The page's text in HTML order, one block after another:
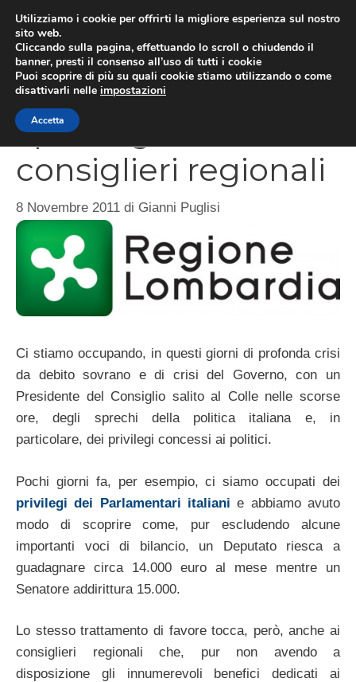
contenuto
I privilegi dei
consiglieri regionali
8 Novembre 2011 di Gianni Puglisi
Ci stiamo occupando, in questi giorni di profonda crisi
da debito sovrano e di crisi del Governo, con un
Presidente del Consiglio salito al Colle nelle scorse
ore, degli sprechi della politica italiana e, in
particolare, dei privilegi concessi ai politici.
Pochi giorni fa, per esempio, ci siamo occupati dei
privilegi dei Parlamentari italiani e abbiamo avuto
modo di scoprire come, pur escludendo alcune
importanti voci di bilancio, un Deputato riesca a
guadagnare circa 14.000 euro al mese mentre un
Senatore addirittura 15.000.
Lo stesso trattamento di favore tocca, però, anche ai
consiglieri regionali che, pur non avendo a
disposizione gli innumerevoli benefici dedicati ai
Utilizziamo i cookie per offrirti la migliore esperienza sul nostro
sito web.
Cliccando sulla pagina, effettuando lo scroll o chiudendo il
banner, presti il consenso all’uso di tutti i cookie
Puoi scoprire di più su quali cookie stiamo utilizzando o come
disattivarli nelle impostazioni
Accetta